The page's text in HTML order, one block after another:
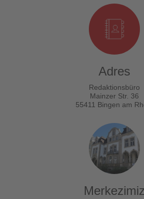
Adres
Redaktionsbüro
Mainzer Str. 36
55411 Bingen am
Merkezimiz